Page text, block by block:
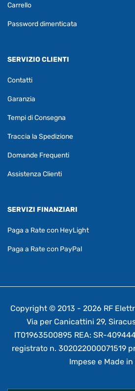
Carrello
Password dimenticata
SERVIZIO CLIENTI
Contatti
Garanzia
Tempi di Consegna
Traccia la Spedizione
Domande Frequenti
Assistenza Clienti
SERVIZI FINANZIARI
Paga a Rate con HeyLight
Paga a Rate con PayPal
Copyright © 2013 - 2026 RF
Via per Canicattini 29,
IT01963500895 REA: SR-
registrato n. 302022000071519
Impese e Made